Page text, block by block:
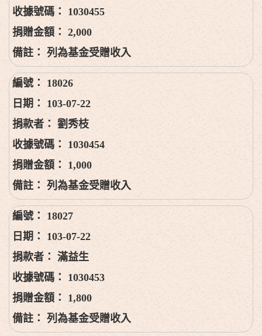
1030455
2,000
列為基金受贈收入
18026
103-07-22
劉秀枝
1030454
1,000
列為基金受贈收入
18027
103-07-22
滿益生
1030453
1,800
列為基金受贈收入